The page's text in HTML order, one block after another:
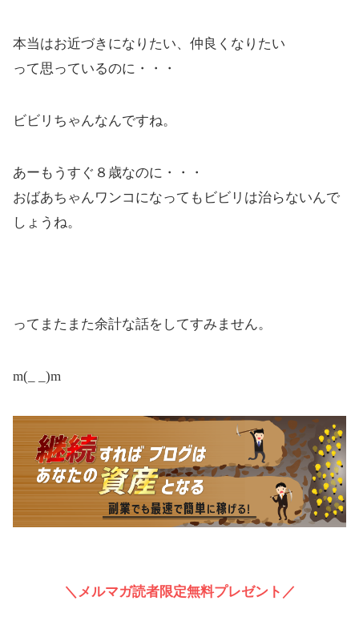
本当はお近づきになりたい、仲良くなりたい
って思っているのに・・・
ビビリちゃんなんですね。
あーもうすぐ８歳なのに・・・
おばあちゃんワンコになってもビビリは治らないんで
しょうね。
ってまたまた余計な話をしてすみません。
m(_ _)m
＼メルマガ読者限定無料プレゼント／